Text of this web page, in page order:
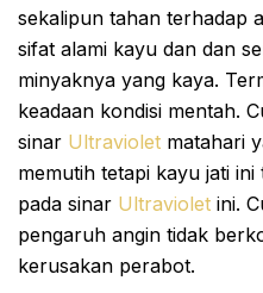
sekalipun tahan terhadap
sifat alami kayu dan dan
minyaknya yang kaya.
keadaan kondisi mentah.
sinar Ultraviolet matahari
memutih tetapi kayu jati
pada sinar Ultraviolet ini.
pengaruh angin tidak
kerusakan perabot.